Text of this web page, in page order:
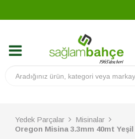
Yedek Parçalar
Misinalar
Oregon Misina 3.3mm 40mt Yeşil